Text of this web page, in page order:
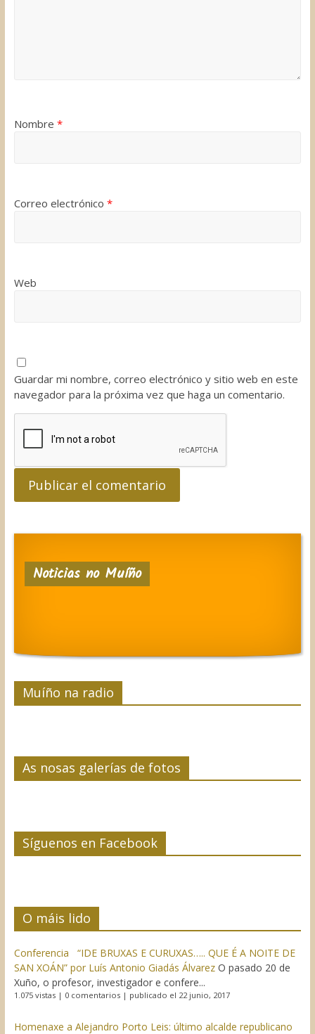
Nombre *
Correo electrónico *
Web
Guardar mi nombre, correo electrónico y sitio web en este
navegador para la próxima vez que haga un comentario.
Noticias no Muíño
Muíño na radio
As nosas galerías de fotos
Síguenos en Facebook
O máis lido
Conferencia “IDE BRUXAS E CURUXAS….. QUE É A NOITE DE
SAN XOÁN” por Luís Antonio Giadás Álvarez O pasado 20 de
Xuño, o profesor, investigador e confere...
1.075 vistas| 0 comentarios| publicado el 22 junio, 2017
Homenaxe a Alejandro Porto Leis: último alcalde republicano